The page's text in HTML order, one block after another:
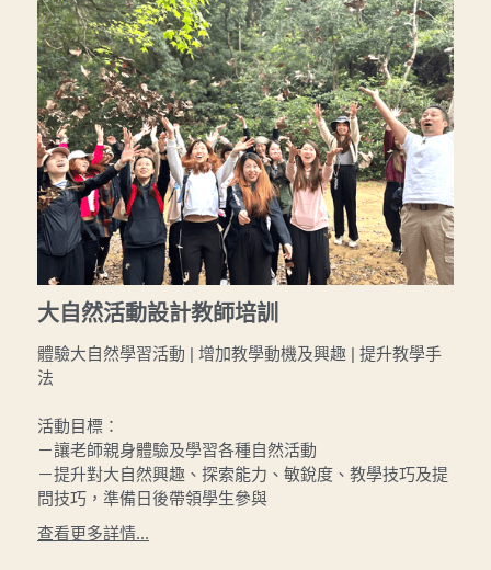
大自然活動設計教師培訓
體驗大自然學習活動 | 增加教學動機及興趣 | 提升教學手
法
活動目標：
－讓老師親身體驗及學習各種自然活動
－提升對大自然興趣、探索能力、敏銳度、教學技巧及提
問技巧，準備日後帶領學生參與
查看更多詳情...